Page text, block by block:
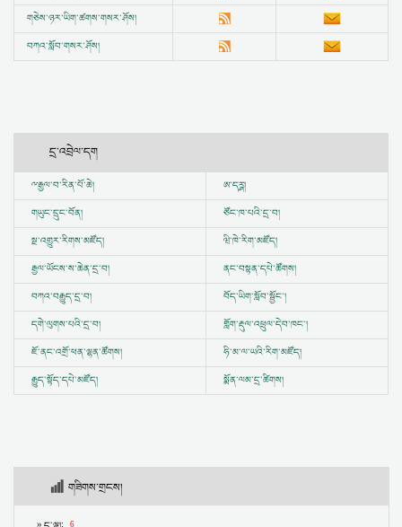
གཅེས་ཉར་ཡིག་ཚགས་གསར་ཤོས།
བཀའ་སློབ་གསར་ཤོས།
དྲ་འབྲེལ་དག
ྋརྒྱལ་བ་རིན་པོ་ཆེ།
ཨ་དཪྴ།
གཡུང་དྲུང་བོན།
ཙོང་ཁ་པའི་དྲ་བ།
སྔ་འགྱུར་རིགས་མཛོད།
ཝི་ཁེ་རིག་མཛོད།
རྒྱལ་ཡོངས་ས་ཆེན་དྲ་བ།
ནང་བསྟན་དཔེ་ཚོགས།
བཀའ་བརྒྱུད་དྲ་བ།
བོད་ཡིག་སློབ་སྦྱོང་།
དགེ་ལུགས་པའི་དྲ་བ།
གློག་རྡུལ་འཕྲུལ་དེབ་ཁང་།
ཇོ་ནང་འགྲོ་ཕན་ལྷན་ཚོགས།
ཧི་མ་ལ་ཡའི་རིག་མཛོད།
རྒྱུད་སྟོད་དཔེ་མཛོད།
སྨོན་ལམ་དྲ་ཚིགས།